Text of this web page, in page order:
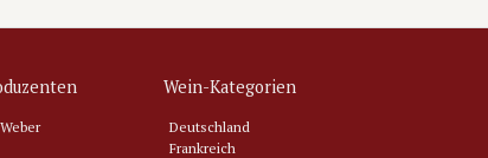
Wein-Kategorien
Deutschland
Frankreich